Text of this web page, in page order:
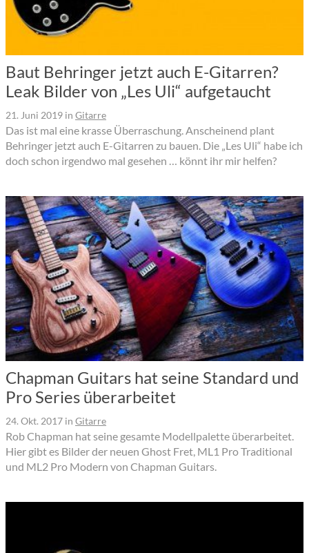
Baut Behringer jetzt auch E-Gitarren?
Leak Bilder von „Les Uli“ aufgetaucht
21. Juni 2019 in Gitarre
Das ist mal eine krasse Überraschung. Anscheinend plant
Behringer jetzt auch E-Gitarren zu bauen. Die „Les Uli“ habe ich
doch schon irgendwo mal gesehen … könnt ihr mir helfen?
Chapman Guitars hat seine Standard und
Pro Series überarbeitet
24. Okt. 2017 in Gitarre
Rob Chapman hat seine gesamte Modellpalette überarbeitet.
Hier gibt es Bilder der neuen Ghost Fret, ML1 Pro Traditional
und ML2 Pro Modern von Chapman Guitars.